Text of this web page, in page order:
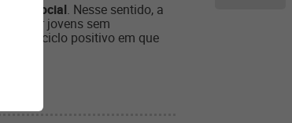
função social. Nesse sentido, a
jovens sem
um ciclo positivo em que